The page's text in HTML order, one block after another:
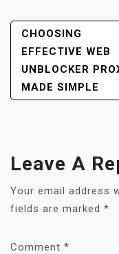
POST
NAVIGATION
CHOOSING
EFFECTIVE WEB
UNBLOCKER
MADE SIMPLE
Leave A
Your email address
fields are marked *
Comment *